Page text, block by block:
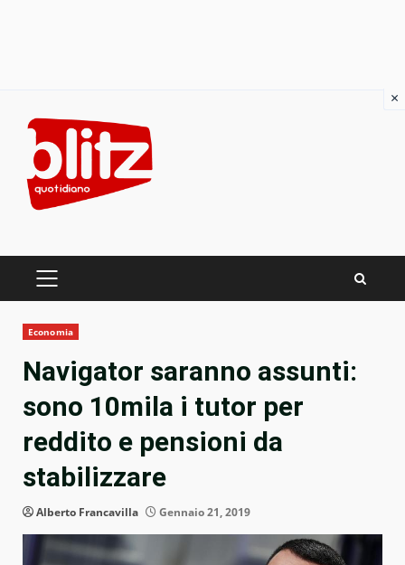
content
PRIMARY
Economia
Navigator saranno assunti:
sono 10mila i tutor per
reddito e pensioni da
stabilizzare
Alberto Francavilla Gennaio 21, 2019
×